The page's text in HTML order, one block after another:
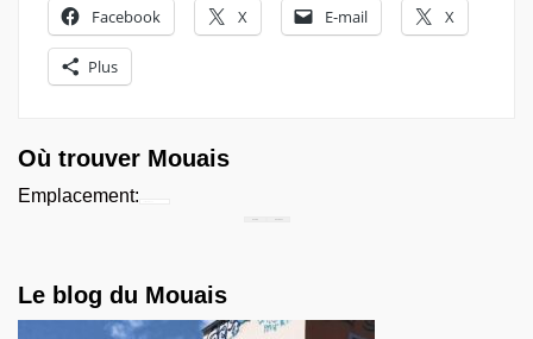
Facebook X E-mail X
Plus
Où trouver Mouais
Emplacement:
Le blog du Mouais